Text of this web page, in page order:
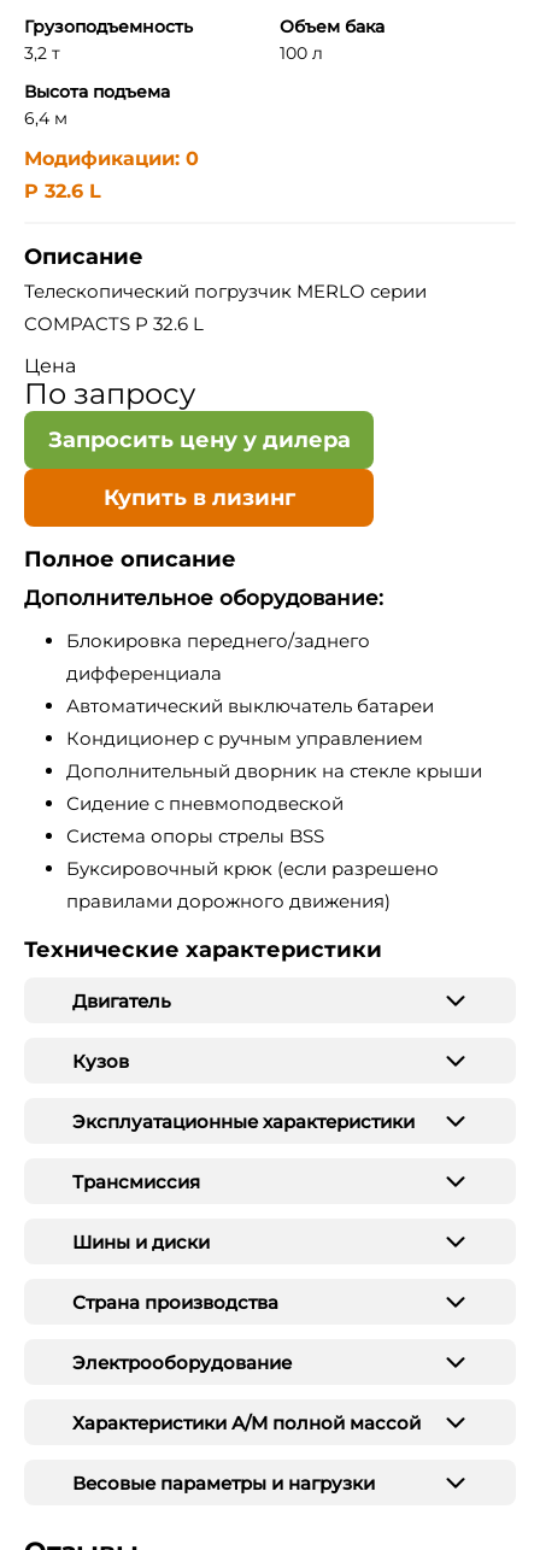
Грузоподъемность
3,2 т
Объем бака
100 л
Высота подъема
6,4 м
Модификации: 0
P 32.6 L
Описание
Телескопический погрузчик MERLO серии
COMPACTS P 32.6 L
Цена
По запросу
Запросить цену у дилера
Купить в лизинг
Полное описание
Дополнительное оборудование:
Блокировка переднего/заднего
дифференциала
Автоматический выключатель батареи
Кондиционер с ручным управлением
Дополнительный дворник на стекле крыши
Сидение с пневмоподвеской
Система опоры стрелы BSS
Буксировочный крюк (если разрешено
правилами дорожного движения)
Технические характеристики
Двигатель
Кузов
Эксплуатационные характеристики
Трансмиссия
Шины и диски
Страна производства
Электрооборудование
Характеристики А/М полной массой
Весовые параметры и нагрузки